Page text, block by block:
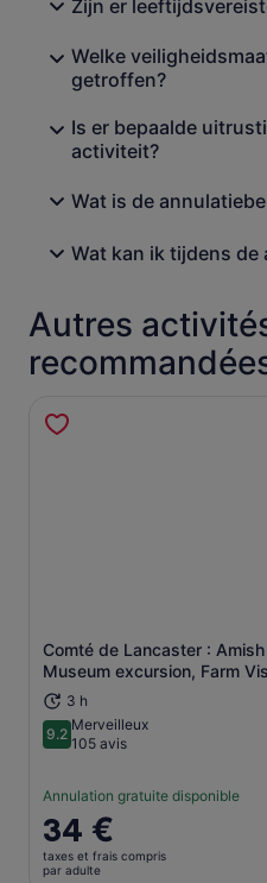
Zijn er
Welke
getroffen?
Is er bepaalde
activiteit?
Wat is de
Wat kan ik tijdens
Autres
Comté de Lancaster :
Museum excursion, Farm
3 h
9.29.2 sur 10
Merveilleux
105 avis
Annulation gratuite disponible
Le
prix
est
34 €
taxes et frais compris
par adulte